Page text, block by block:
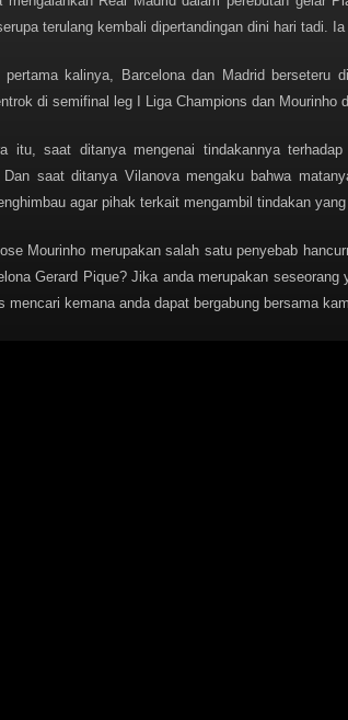
terulang kembali dipertandingan dini hari tadi.
pertama kalinya, Barcelona dan Madrid berseteru
di semifinal leg I Liga Champions dan Mourinho
itu, saat ditanya mengenai tindakannya
Dan saat ditanya Vilanova mengaku bahwa
agar pihak terkait mengambil tindakan
Mourinho merupakan salah satu penyebab
Gerard Pique? Jika anda merupakan seseorang
mencari kemana anda dapat bergabung bersama